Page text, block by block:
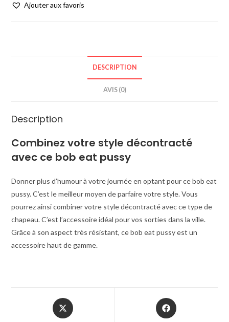
Ajouter aux favoris
DESCRIPTION
AVIS (0)
Description
Combinez votre style décontracté
avec ce bob eat pussy
Donner plus d’humour à votre journée en optant pour ce bob eat
pussy. C’est le meilleur moyen de parfaire votre style. Vous
pourrez ainsi combiner votre style décontracté avec ce type de
chapeau. C’est l’accessoire idéal pour vos sorties dans la ville.
Grâce à son aspect très résistant, ce bob eat pussy est un
accessoire haut de gamme.